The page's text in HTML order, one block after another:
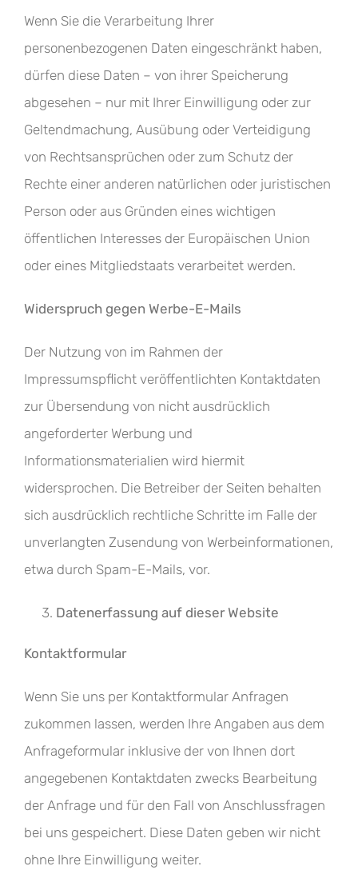
Wenn Sie die Verarbeitung Ihrer
personenbezogenen Daten eingeschränkt haben,
dürfen diese Daten – von ihrer Speicherung
abgesehen – nur mit Ihrer Einwilligung oder zur
Geltendmachung, Ausübung oder Verteidigung
von Rechtsansprüchen oder zum Schutz der
Rechte einer anderen natürlichen oder juristischen
Person oder aus Gründen eines wichtigen
öffentlichen Interesses der Europäischen Union
oder eines Mitgliedstaats verarbeitet werden.
Widerspruch gegen Werbe-E-Mails
Der Nutzung von im Rahmen der
Impressumspflicht veröffentlichten Kontaktdaten
zur Übersendung von nicht ausdrücklich
angeforderter Werbung und
Informationsmaterialien wird hiermit
widersprochen. Die Betreiber der Seiten behalten
sich ausdrücklich rechtliche Schritte im Falle der
unverlangten Zusendung von Werbeinformationen,
etwa durch Spam-E-Mails, vor.
Datenerfassung auf dieser Website
Kontaktformular
Wenn Sie uns per Kontaktformular Anfragen
zukommen lassen, werden Ihre Angaben aus dem
Anfrageformular inklusive der von Ihnen dort
angegebenen Kontaktdaten zwecks Bearbeitung
der Anfrage und für den Fall von Anschlussfragen
bei uns gespeichert. Diese Daten geben wir nicht
ohne Ihre Einwilligung weiter.